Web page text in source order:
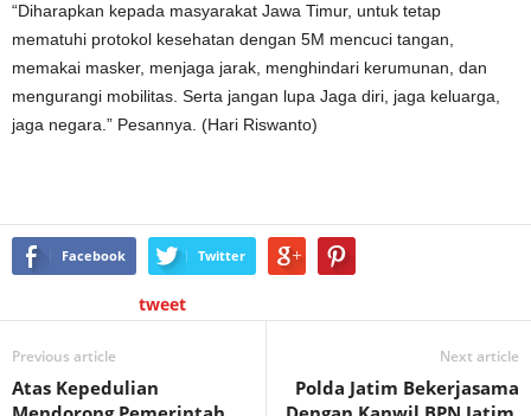
“Diharapkan kepada masyarakat Jawa Timur, untuk tetap
mematuhi protokol kesehatan dengan 5M mencuci tangan,
memakai masker, menjaga jarak, menghindari kerumunan, dan
mengurangi mobilitas. Serta jangan lupa Jaga diri, jaga keluarga,
jaga negara.” Pesannya. (Hari Riswanto)
Facebook Twitter
tweet
Previous article
Atas Kepedulian
Next article
Polda Jatim Bekerjasama